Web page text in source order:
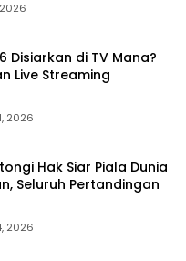
Disiarkan di TV Mana?
Live Streaming
2026
Hak Siar Piala Dunia
Seluruh Pertandingan
2026